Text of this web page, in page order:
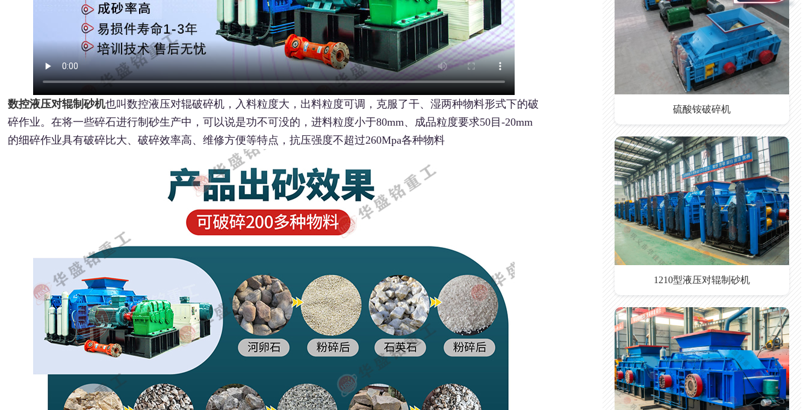
数控液压对辊制砂机也叫数控液压对辊破碎机，入料粒度大，出料粒度可调，克服了干、湿两种物料形式下的破
碎作业。在将一些碎石进行制砂生产中，可以说是功不可没的，进料粒度小于80mm、成品粒度要求50目-20mm
的细碎作业具有破碎比大、破碎效率高、维修方便等特点，抗压强度不超过260Mpa各种物料
硫酸铵破碎机
1210型液压对辊制砂机